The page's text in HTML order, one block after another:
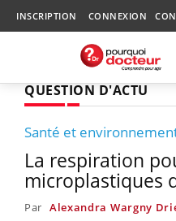
INSCRIPTION CONNEXION
QUESTION D'ACTU
Santé et
La respiration
microplastiques
Par Alexandra Wargny